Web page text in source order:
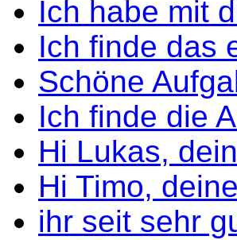
Ich habe mit
Ich finde das
Schöne
Ich finde die
Hi Lukas,
Hi Timo, deine
ihr seit sehr